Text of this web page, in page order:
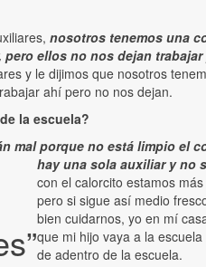
nosotros tenemos una
ellos no nos dejan
y le dijimos que nosotros
ahí pero no nos dejan.
la escuela?
mal porque no está limpio el
hay una sola auxiliar y no
con el calorcito estamos
pero si sigue así medio
bien cuidarnos, yo en mí
que mi hijo vaya a la
de adentro de la escuela.